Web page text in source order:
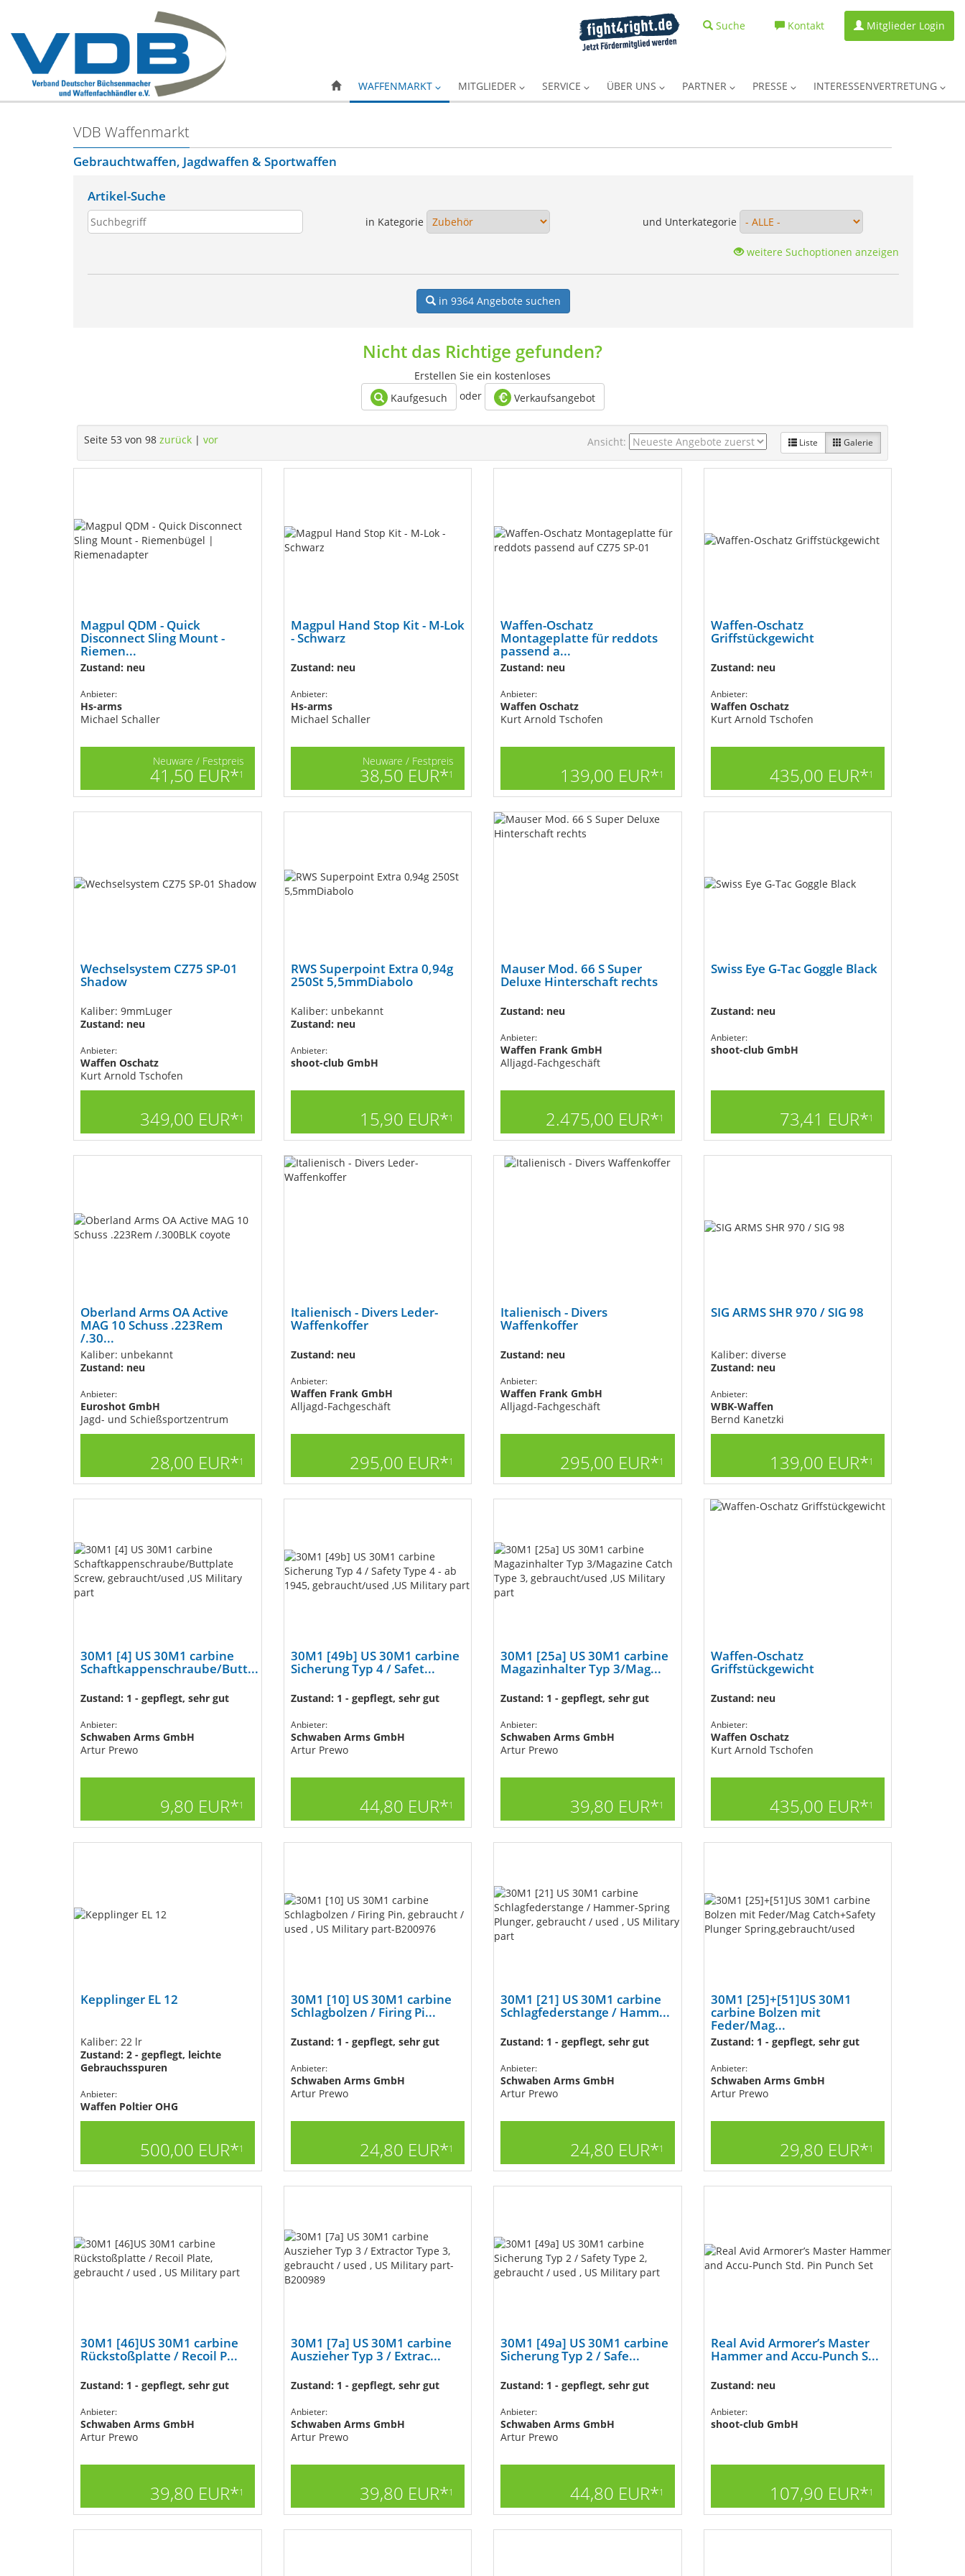
Suche Kontakt Mitglieder Login
WAFFENMARKT MITGLIEDER SERVICE ÜBER UNS PARTNER PRESSE INTERESSENVERTRETUNG
VDB Waffenmarkt
Gebrauchtwaffen, Jagdwaffen & Sportwaffen
Artikel-Suche
in Kategorie und Unterkategorie
weitere Suchoptionen anzeigen
in 9364 Angebote suchen
Nicht das Richtige gefunden?
Erstellen Sie ein kostenloses
Kaufgesuch
oder Verkaufsangebot
Ansicht: Liste Galerie
Seite 53 von 98 zurück | vor
Magpul QDM - Quick
Disconnect Sling Mount -
Riemen...
Zustand: neu
Anbieter:
Hs-arms
Michael Schaller
Neuware / Festpreis
41,50 EUR*1
Magpul Hand Stop Kit - M-Lok
- Schwarz
Zustand: neu
Anbieter:
Hs-arms
Michael Schaller
Neuware / Festpreis
38,50 EUR*1
Waffen-Oschatz
Montageplatte für reddots
passend a...
Zustand: neu
Anbieter:
Waffen Oschatz
Kurt Arnold Tschofen
139,00 EUR*1
Waffen-Oschatz
Griffstückgewicht
Zustand: neu
Anbieter:
Waffen Oschatz
Kurt Arnold Tschofen
435,00 EUR*1
Wechselsystem CZ75 SP-01
Shadow
Kaliber: 9mmLuger
Zustand: neu
Anbieter:
Waffen Oschatz
Kurt Arnold Tschofen
349,00 EUR*1
RWS Superpoint Extra 0,94g
250St 5,5mmDiabolo
Kaliber: unbekannt
Zustand: neu
Anbieter:
shoot-club GmbH
15,90 EUR*1
Mauser Mod. 66 S Super
Deluxe Hinterschaft rechts
Zustand: neu
Anbieter:
Waffen Frank GmbH
Alljagd-Fachgeschäft
2.475,00 EUR*1
Swiss Eye G-Tac Goggle Black
Zustand: neu
Anbieter:
shoot-club GmbH
73,41 EUR*1
Oberland Arms OA Active
MAG 10 Schuss .223Rem
/.30...
Kaliber: unbekannt
Zustand: neu
Anbieter:
Euroshot GmbH
Jagd- und Schießsportzentrum
28,00 EUR*1
Italienisch - Divers Leder-
Waffenkoffer
Zustand: neu
Anbieter:
Waffen Frank GmbH
Alljagd-Fachgeschäft
295,00 EUR*1
Italienisch - Divers
Waffenkoffer
Zustand: neu
Anbieter:
Waffen Frank GmbH
Alljagd-Fachgeschäft
295,00 EUR*1
SIG ARMS SHR 970 / SIG 98
Kaliber: diverse
Zustand: neu
Anbieter:
WBK-Waffen
Bernd Kanetzki
139,00 EUR*1
30M1 [4] US 30M1 carbine
Schaftkappenschraube/Butt...
Zustand: 1 - gepflegt, sehr gut
Anbieter:
Schwaben Arms GmbH
Artur Prewo
9,80 EUR*1
30M1 [49b] US 30M1 carbine
Sicherung Typ 4 / Safet...
Zustand: 1 - gepflegt, sehr gut
Anbieter:
Schwaben Arms GmbH
Artur Prewo
44,80 EUR*1
30M1 [25a] US 30M1 carbine
Magazinhalter Typ 3/Mag...
Zustand: 1 - gepflegt, sehr gut
Anbieter:
Schwaben Arms GmbH
Artur Prewo
39,80 EUR*1
Waffen-Oschatz
Griffstückgewicht
Zustand: neu
Anbieter:
Waffen Oschatz
Kurt Arnold Tschofen
435,00 EUR*1
Kepplinger EL 12
Kaliber: 22 lr
Zustand: 2 - gepflegt, leichte
Gebrauchsspuren
Anbieter:
Waffen Poltier OHG
500,00 EUR*1
30M1 [10] US 30M1 carbine
Schlagbolzen / Firing Pi...
Zustand: 1 - gepflegt, sehr gut
Anbieter:
Schwaben Arms GmbH
Artur Prewo
24,80 EUR*1
30M1 [21] US 30M1 carbine
Schlagfederstange / Hamm...
Zustand: 1 - gepflegt, sehr gut
Anbieter:
Schwaben Arms GmbH
Artur Prewo
24,80 EUR*1
30M1 [25]+[51]US 30M1
carbine Bolzen mit
Feder/Mag...
Zustand: 1 - gepflegt, sehr gut
Anbieter:
Schwaben Arms GmbH
Artur Prewo
29,80 EUR*1
30M1 [46]US 30M1 carbine
Rückstoßplatte / Recoil P...
Zustand: 1 - gepflegt, sehr gut
Anbieter:
Schwaben Arms GmbH
Artur Prewo
39,80 EUR*1
30M1 [7a] US 30M1 carbine
Auszieher Typ 3 / Extrac...
Zustand: 1 - gepflegt, sehr gut
Anbieter:
Schwaben Arms GmbH
Artur Prewo
39,80 EUR*1
30M1 [49a] US 30M1 carbine
Sicherung Typ 2 / Safe...
Zustand: 1 - gepflegt, sehr gut
Anbieter:
Schwaben Arms GmbH
Artur Prewo
44,80 EUR*1
Real Avid Armorer’s Master
Hammer and Accu-Punch S...
Zustand: neu
Anbieter:
shoot-club GmbH
107,90 EUR*1